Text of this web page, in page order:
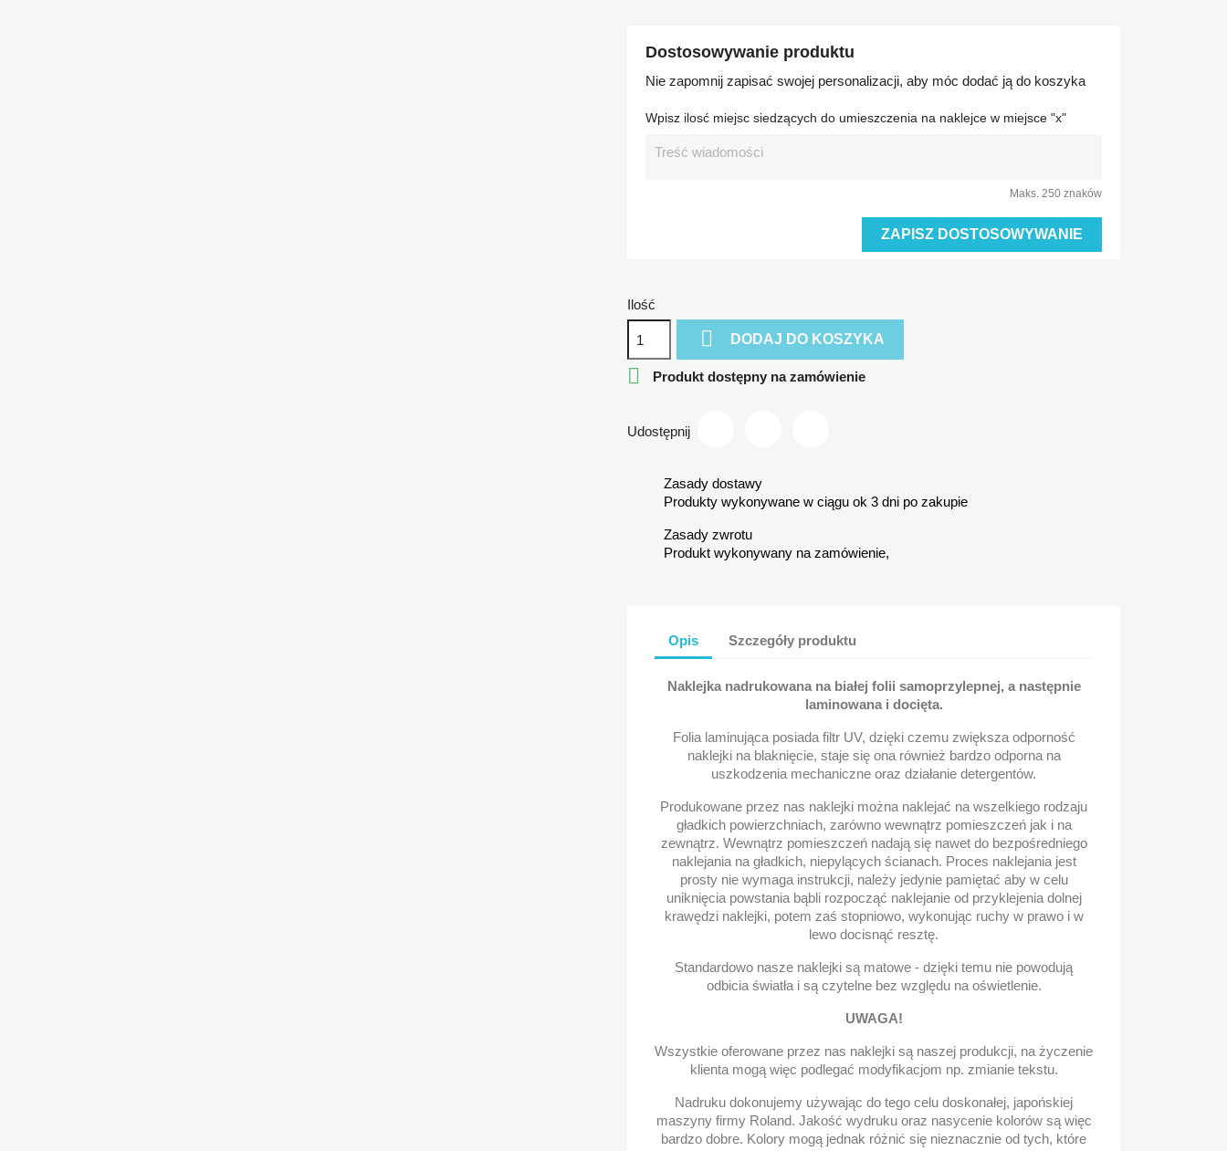
Dostosowywanie produktu
Nie zapomnij zapisać swojej personalizacji, aby móc dodać ją do koszyka
Wpisz ilosć miejsc siedzących do umieszczenia na naklejce w miejsce "x"
Maks. 250 znaków
ZAPISZ DOSTOSOWYWANIE
Ilość
 DODAJ DO KOSZYKA
 Produkt dostępny na zamówienie
Udostępnij
Zasady dostawy
Produkty wykonywane w ciągu ok 3 dni po zakupie
Zasady zwrotu
Produkt wykonywany na zamówienie,
Opis Szczegóły produktu
Naklejka nadrukowana na białej folii samoprzylepnej, a następnie
laminowana i docięta.
Folia laminująca posiada filtr UV, dzięki czemu zwiększa odporność
naklejki na blaknięcie, staje się ona również bardzo odporna na
uszkodzenia mechaniczne oraz działanie detergentów.
Produkowane przez nas naklejki można naklejać na wszelkiego rodzaju
gładkich powierzchniach, zarówno wewnątrz pomieszczeń jak i na
zewnątrz. Wewnątrz pomieszczeń nadają się nawet do bezpośredniego
naklejania na gładkich, niepylących ścianach. Proces naklejania jest
prosty nie wymaga instrukcji, należy jedynie pamiętać aby w celu
uniknięcia powstania bąbli rozpocząć naklejanie od przyklejenia dolnej
krawędzi naklejki, potem zaś stopniowo, wykonując ruchy w prawo i w
lewo docisnąć resztę.
Standardowo nasze naklejki są matowe - dzięki temu nie powodują
odbicia światła i są czytelne bez względu na oświetlenie.
UWAGA!
Wszystkie oferowane przez nas naklejki są naszej produkcji, na życzenie
klienta mogą więc podlegać modyfikacjom np. zmianie tekstu.
Nadruku dokonujemy używając do tego celu doskonałej, japońskiej
maszyny firmy Roland. Jakość wydruku oraz nasycenie kolorów są więc
bardzo dobre. Kolory mogą jednak różnić się nieznacznie od tych, które